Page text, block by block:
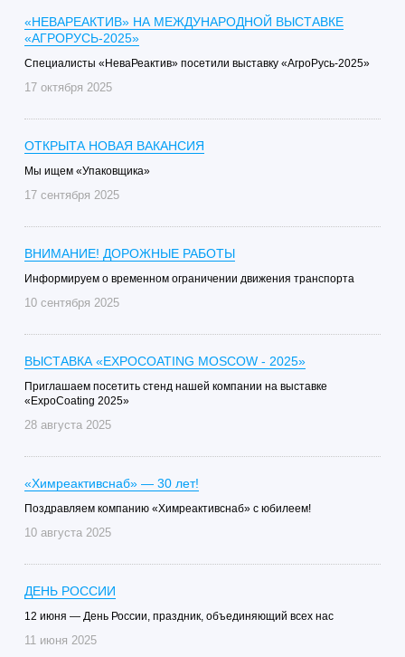
«НЕВАРЕАКТИВ» НА МЕЖДУНАРОДНОЙ ВЫСТАВКЕ
«АГРОРУСЬ-2025»
Специалисты «НеваРеактив» посетили выставку «АгроРусь-2025»
17 октября 2025
ОТКРЫТА НОВАЯ ВАКАНСИЯ
Мы ищем «Упаковщика»
17 сентября 2025
ВНИМАНИЕ! ДОРОЖНЫЕ РАБОТЫ
Информируем о временном ограничении движения транспорта
10 сентября 2025
ВЫСТАВКА «EXPOCOATING MOSCOW - 2025»
Приглашаем посетить стенд нашей компании на выставке
«ExpoCoating 2025»
28 августа 2025
«Химреактивснаб» — 30 лет!
Поздравляем компанию «Химреактивснаб» с юбилеем!
10 августа 2025
ДЕНЬ РОССИИ
12 июня — День России, праздник, объединяющий всех нас
11 июня 2025